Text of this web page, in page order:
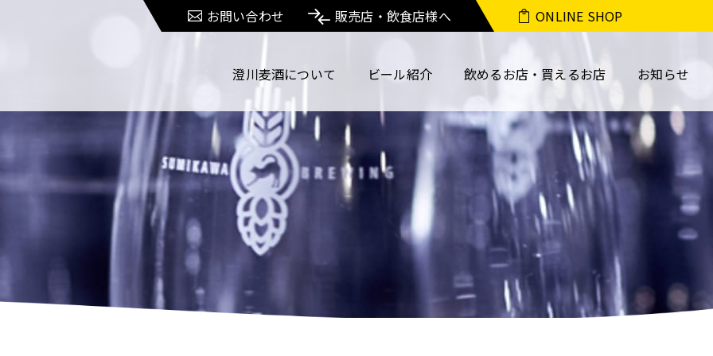
澄川麦酒について ビール紹介 飲めるお店・買えるお店 お知らせ
販売店・飲食店様へ
お問い合わせ ONLINE SHOP